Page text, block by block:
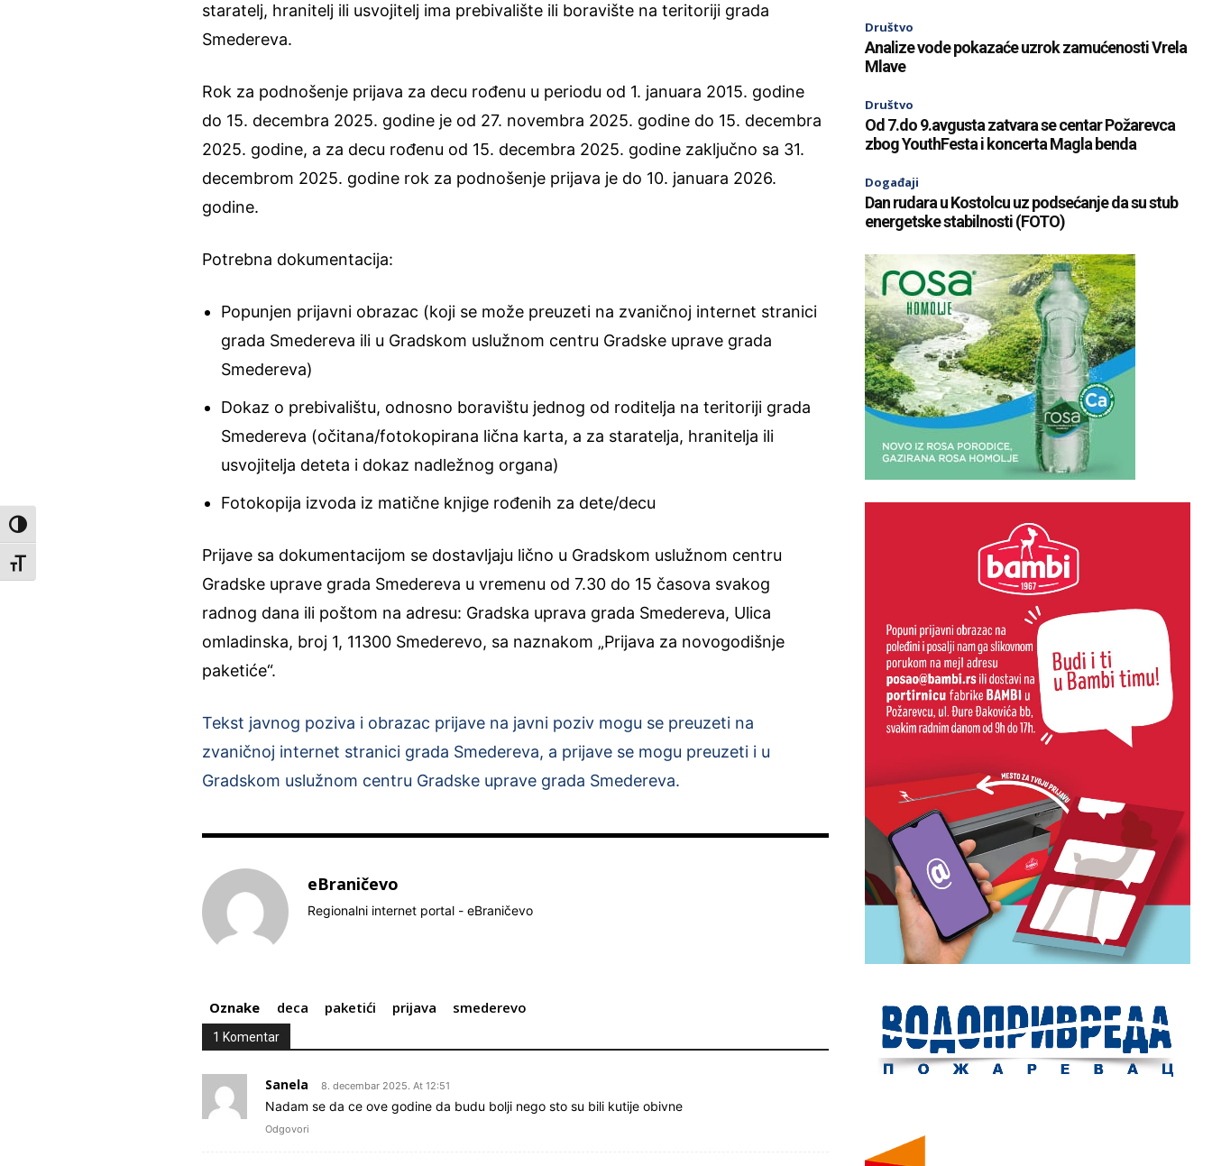
Toggle High Contrast
Toggle Font size
staratelj, hranitelj ili usvojitelj ima prebivalište ili boravište na teritoriji grada
Smedereva.
Rok za podnošenje prijava za decu rođenu u periodu od 1. januara 2015. godine
do 15. decembra 2025. godine je od 27. novembra 2025. godine do 15. decembra
2025. godine, a za decu rođenu od 15. decembra 2025. godine zaključno sa 31.
decembrom 2025. godine rok za podnošenje prijava je do 10. januara 2026.
godine.
Potrebna dokumentacija:
Popunjen prijavni obrazac (koji se može preuzeti na zvaničnoj internet stranici
grada Smedereva ili u Gradskom uslužnom centru Gradske uprave grada
Smedereva)
Dokaz o prebivalištu, odnosno boravištu jednog od roditelja na teritoriji grada
Smedereva (očitana/fotokopirana lična karta, a za staratelja, hranitelja ili
usvojitelja deteta i dokaz nadležnog organa)
Fotokopija izvoda iz matične knjige rođenih za dete/decu
Prijave sa dokumentacijom se dostavljaju lično u Gradskom uslužnom centru
Gradske uprave grada Smedereva u vremenu od 7.30 do 15 časova svakog
radnog dana ili poštom na adresu: Gradska uprava grada Smedereva, Ulica
omladinska, broj 1, 11300 Smederevo, sa naznakom „Prijava za novogodišnje
paketiće“.
Tekst javnog poziva i obrazac prijave na javni poziv mogu se preuzeti na
zvaničnoj internet stranici grada Smedereva, a prijave se mogu preuzeti i u
Gradskom uslužnom centru Gradske uprave grada Smedereva.
eBraničevo
Regionalni internet portal - eBraničevo
Oznake deca paketići prijava smederevo
1 Komentar
Sanela 8. decembar 2025. At 12:51
Nadam se da ce ove godine da budu bolji nego sto su bili kutije obivne
Odgovori
Društvo
Analize vode pokazaće uzrok zamućenosti Vrela
Mlave
Društvo
Od 7.do 9.avgusta zatvara se centar Požarevca
zbog YouthFesta i koncerta Magla benda
Događaji
Dan rudara u Kostolcu uz podsećanje da su stub
energetske stabilnosti (FOTO)